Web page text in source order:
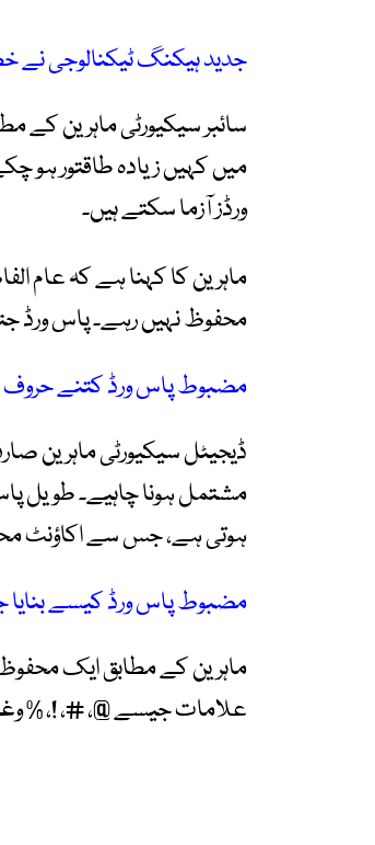
جدید ہیکنگ ٹیکنالوجی نے
سائبر سیکیورٹی ماہرین کے
میں کہیں زیادہ طاقتور ہو
ورڈز آزما سکتے ہیں۔
ماہرین کا کہنا ہے کہ عام
محفوظ نہیں رہے۔ پاس ورڈ
مضبوط پاس ورڈ کتنے حروف
مشتمل ہونا چاہیے۔ طویل
ہوتی ہے، جس سے اکاؤنٹ
مضبوط پاس ورڈ کیسے بنایا
ماہرین کے مطابق ایک
علامات جیسے @، #، !، %